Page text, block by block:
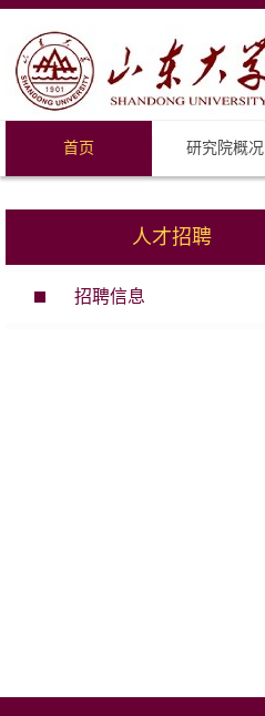
首页 研究院概况
人才招聘
招聘信息